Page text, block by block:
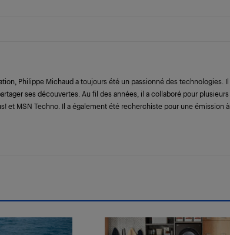
Philippe Michaud a toujours été un passionné des technologies. Il
ses découvertes. Au fil des années, il a collaboré pour plusieurs
et MSN Techno. Il a également été recherchiste pour une émission à